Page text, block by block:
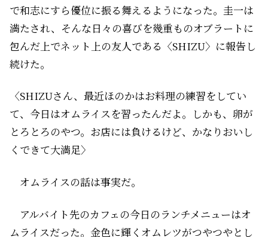
で和志にすら優位に振る舞えるようになった。圭一は
満たされ、そんな日々の喜びを幾重ものオブラートに
包んだ上でネット上の友人である〈SHIZU〉に報告し
続けた。
〈SHIZUさん、最近ほのかはお料理の練習をしてい
て、今日はオムライスを習ったんだよ。しかも、卵が
とろとろのやつ。お店には負けるけど、かなりおいし
くできて大満足〉
オムライスの話は事実だ。
アルバイト先のカフェの今日のランチメニューはオ
ムライスだった。金色に輝くオムレツがつやつやとし